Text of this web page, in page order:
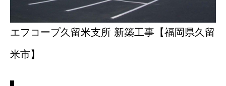
エフコープ久留米支所 新築工事【福岡県久留
米市】